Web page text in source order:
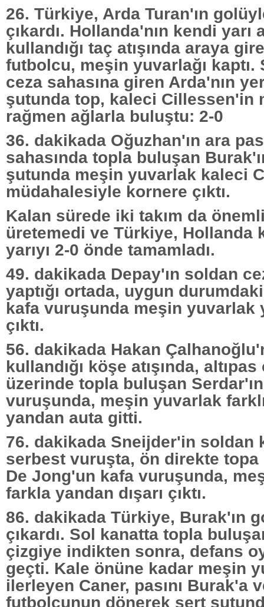
26. Türkiye, Arda Turan'ın
çıkardı. Hollanda'nın kendi yarı
kullandığı taç atışında araya
futbolcu, meşin yuvarlağı kaptı.
ceza sahasına giren Arda'nın
şutunda top, kaleci Cillessen'in
rağmen ağlarla buluştu: 2-0
36. dakikada Oğuzhan'ın ara
sahasında topla buluşan
şutunda meşin yuvarlak kaleci
müdahalesiyle kornere çıktı.
Kalan sürede iki takım da
üretemedi ve Türkiye, Hollanda
yarıyı 2-0 önde tamamladı.
49. dakikada Depay'ın soldan
yaptığı ortada, uygun
kafa vuruşunda meşin yuvarlak
çıktı.
56. dakikada Hakan
kullandığı köşe atışında,
üzerinde topla buluşan
vuruşunda, meşin yuvarlak
yandan auta gitti.
76. dakikada Sneijder'in soldan
serbest vuruşta, ön direkte
De Jong'un kafa vuruşunda,
farkla yandan dışarı çıktı.
86. dakikada Türkiye, Burak'ın
çıkardı. Sol kanatta topla
çizgiye indikten sonra, defans
geçti. Kale önüne kadar meşin
ilerleyen Caner, pasını Burak'a
futbolcunun dönerek sert